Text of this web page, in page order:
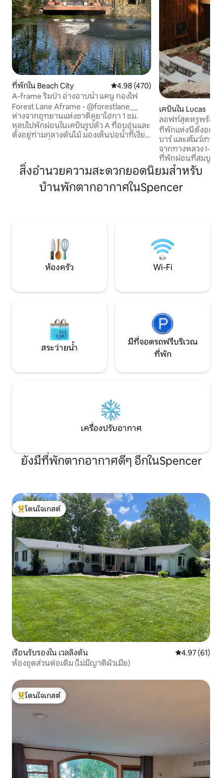
ที่พักใน Beach City คะแนนเฉลี่ย 4.98 จาก 5, 470 รีวิว
4.98 (470)
A-frame ริมป่า อ่างอาบน้ำ แคนู กองไฟ
Forest Lane Aframe - @forestlane__
ห่างจากอุทยานแห่งชาติคูยาโฮกา 1 ชม.
หลบไปพักผ่อนในเคบินรูปตัว A ที่อบอุ่นและ
ตั้งอยู่ท่ามกลางต้นไม้ มองเห็นบ่อน้ำที่เงียบ
พายเรือคายัค ยามเย็นแช่ตัวในอ่างอาบน้ำ
ลึก หรือผ่อนคลายริมเตาผิงในร่มหรือพื้นที่
ก่อกองไฟกลางแจ้ง ที่พักแสนผ่อนคลายนี้มี
ทุกสิ่งที่คุณต้องการเพื่อพักผ่อนและเติม
เคบินใน Lucas
ลอฟท์สุดหรูพร้อม
ป่าไม้ส่วนตัว
ที่พักแห่งนี้ตั้งอยู่ห่
บาร์ และสโนว์เทร
จากทางหลวง I-71
ที่พักผ่อนที่สมบูรณ์แบ
อย่างสงบพร้อมทุ
การพักผ่อนที่น่าจดจำ อ่างน้ำร้อ
อาบน้ำสายฝนสำห
โรแมนติก
สิ่งอำนวยความสะดวกยอดนิยมสำหรับ
บ้านพักตากอากาศในSpencer
ห้องครัว Wi-Fi
สระว่ายน้ำ
มีที่จอดรถฟรีบริเวณ
ที่พัก
เครื่องปรับอากาศ
ยังมีที่พักตากอากาศดีๆ อีกในSpencer
โดนใจเกสต์ที่สุด
โดนใจเกสต์
เรือนรับรองใน เวลลิงตัน คะแนนเฉลี่ย
4.97 (61)
ห้องชุดส่วนต่อเติม (ไม่มีญาติผัวเมีย)
โดนใจเกสต์ที่สุด
โดนใจเกสต์